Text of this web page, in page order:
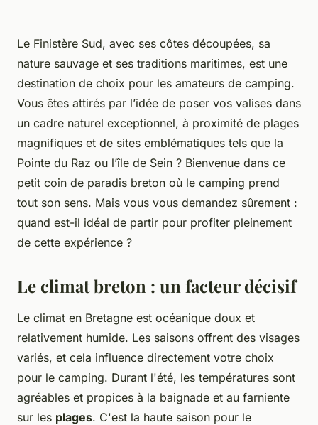
Le Finistère Sud, avec ses côtes découpées, sa
nature sauvage et ses traditions maritimes, est une
destination de choix pour les amateurs de camping.
Vous êtes attirés par l’idée de poser vos valises dans
un cadre naturel exceptionnel, à proximité de plages
magnifiques et de sites emblématiques tels que la
Pointe du Raz ou l’île de Sein ? Bienvenue dans ce
petit coin de paradis breton où le camping prend
tout son sens. Mais vous vous demandez sûrement :
quand est-il idéal de partir pour profiter pleinement
de cette expérience ?
Le climat breton : un facteur décisif
Le climat en Bretagne est océanique doux et
relativement humide. Les saisons offrent des visages
variés, et cela influence directement votre choix
pour le camping. Durant l'été, les températures sont
agréables et propices à la baignade et au farniente
sur les plages. C'est la haute saison pour le